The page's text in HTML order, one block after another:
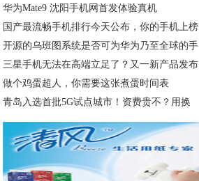
华为Mate9 沈阳手机网首发体验真机
国产最流畅手机排行今天公布，你的手机上榜
开源的乌班图系统是否可为华为乃至全球的手
三星手机无法在高端立足了？又一新产品发布
做个鸡蛋超人，你需要这张煮蛋时间表
青岛入选首批5G试点城市！资费贵不？用换